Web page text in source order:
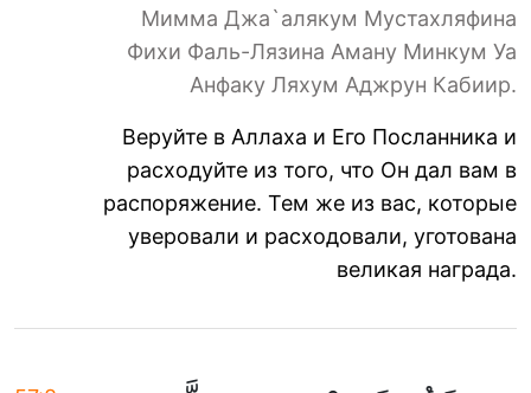
Мимма Джа`алякум Мустахляфина
Фихи Фаль-Лязина Аману Минкум Уа
Анфаку Ляхум Аджрун Кабиир.
Веруйте в Аллаха и Его Посланника и
расходуйте из того, что Он дал вам в
распоряжение. Тем же из вас, которые
уверовали и расходовали, уготована
великая награда.